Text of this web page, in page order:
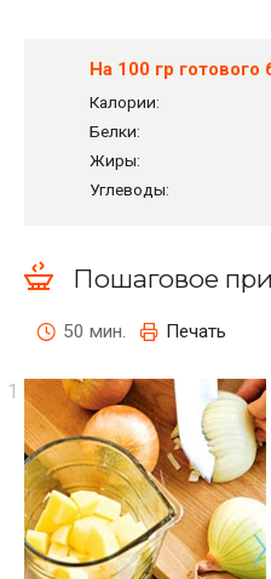
На 100 гр готового
Калории:
Белки:
Жиры:
Углеводы:
Пошаговое
50 мин. Печать